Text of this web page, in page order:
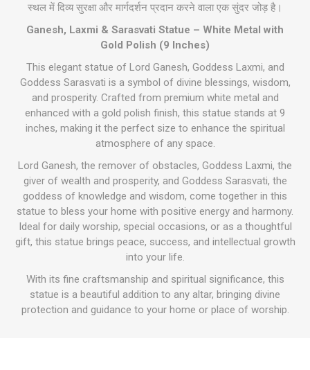
स्थल में दिव्य सुरक्षा और मार्गदर्शन प्रदान करने वाला एक सुंदर जोड़ है।
Ganesh, Laxmi & Sarasvati Statue – White Metal with
Gold Polish (9 Inches)
This elegant statue of Lord Ganesh, Goddess Laxmi, and
Goddess Sarasvati is a symbol of divine blessings, wisdom,
and prosperity. Crafted from premium white metal and
enhanced with a gold polish finish, this statue stands at 9
inches, making it the perfect size to enhance the spiritual
atmosphere of any space.
Lord Ganesh, the remover of obstacles, Goddess Laxmi, the
giver of wealth and prosperity, and Goddess Sarasvati, the
goddess of knowledge and wisdom, come together in this
statue to bless your home with positive energy and harmony.
Ideal for daily worship, special occasions, or as a thoughtful
gift, this statue brings peace, success, and intellectual growth
into your life.
With its fine craftsmanship and spiritual significance, this
statue is a beautiful addition to any altar, bringing divine
protection and guidance to your home or place of worship.